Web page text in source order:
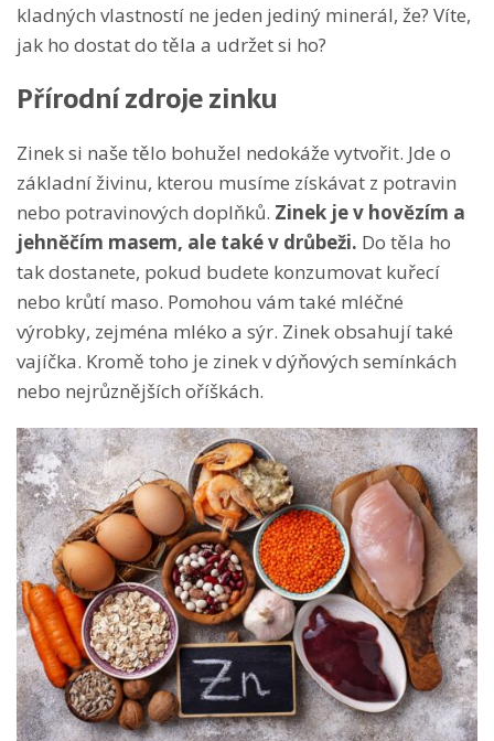
kladných vlastností ne jeden jediný minerál, že? Víte,
jak ho dostat do těla a udržet si ho?
Přírodní zdroje zinku
Zinek si naše tělo bohužel nedokáže vytvořit. Jde o
základní živinu, kterou musíme získávat z potravin
nebo potravinových doplňků. Zinek je v hovězím a
jehněčím masem, ale také v drůbeži. Do těla ho
tak dostanete, pokud budete konzumovat kuřecí
nebo krůtí maso. Pomohou vám také mléčné
výrobky, zejména mléko a sýr. Zinek obsahují také
vajíčka. Kromě toho je zinek v dýňových semínkách
nebo nejrůznějších oříškách.